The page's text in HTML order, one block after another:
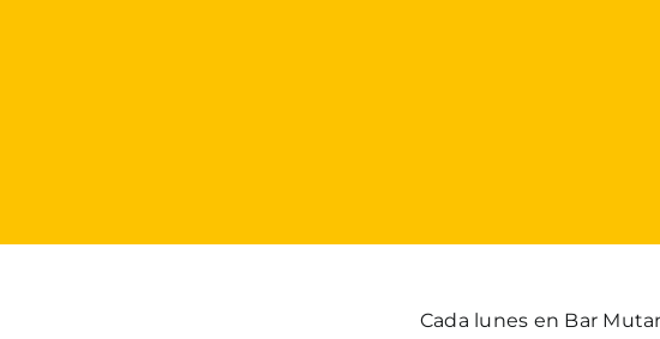
Cada lunes en Bar